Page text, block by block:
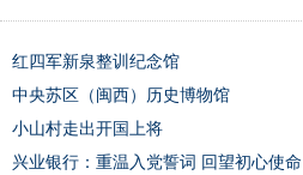
红四军新泉整训纪念馆
中央苏区（闽西）历史博物馆
小山村走出开国上将
兴业银行：重温入党誓词 回望初心使命